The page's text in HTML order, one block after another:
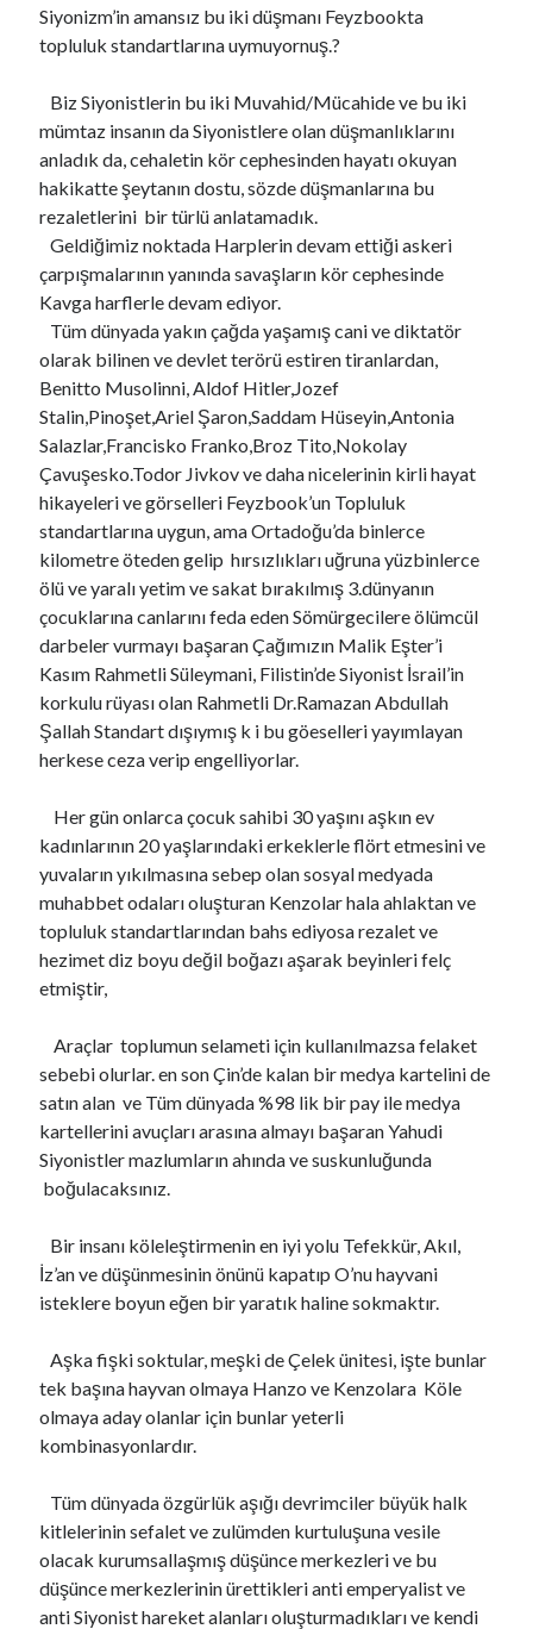
Siyonizm’in amansız bu iki düşmanı Feyzbookta
topluluk standartlarına uymuyornuş.?
Biz Siyonistlerin bu iki Muvahid/Mücahide ve bu iki
mümtaz insanın da Siyonistlere olan düşmanlıklarını
anladık da, cehaletin kör cephesinden hayatı okuyan
hakikatte şeytanın dostu, sözde düşmanlarına bu
rezaletlerini bir türlü anlatamadık.
Geldiğimiz noktada Harplerin devam ettiği askeri
çarpışmalarının yanında savaşların kör cephesinde
Kavga harflerle devam ediyor.
Tüm dünyada yakın çağda yaşamış cani ve diktatör
olarak bilinen ve devlet terörü estiren tiranlardan,
Benitto Musolinni, Aldof Hitler,Jozef
Stalin,Pinoşet,Ariel Şaron,Saddam Hüseyin,Antonia
Salazlar,Francisko Franko,Broz Tito,Nokolay
Çavuşesko.Todor Jivkov ve daha nicelerinin kirli hayat
hikayeleri ve görselleri Feyzbook’un Topluluk
standartlarına uygun, ama Ortadoğu’da binlerce
kilometre öteden gelip hırsızlıkları uğruna yüzbinlerce
ölü ve yaralı yetim ve sakat bırakılmış 3.dünyanın
çocuklarına canlarını feda eden Sömürgecilere ölümcül
darbeler vurmayı başaran Çağımızın Malik Eşter’i
Kasım Rahmetli Süleymani, Filistin’de Siyonist İsrail’in
korkulu rüyası olan Rahmetli Dr.Ramazan Abdullah
Şallah Standart dışıymış k i bu göeselleri yayımlayan
herkese ceza verip engelliyorlar.
Her gün onlarca çocuk sahibi 30 yaşını aşkın ev
kadınlarının 20 yaşlarındaki erkeklerle flört etmesini ve
yuvaların yıkılmasına sebep olan sosyal medyada
muhabbet odaları oluşturan Kenzolar hala ahlaktan ve
topluluk standartlarından bahs ediyosa rezalet ve
hezimet diz boyu değil boğazı aşarak beyinleri felç
etmiştir,
Araçlar toplumun selameti için kullanılmazsa felaket
sebebi olurlar. en son Çin’de kalan bir medya kartelini de
satın alan ve Tüm dünyada %98 lik bir pay ile medya
kartellerini avuçları arasına almayı başaran Yahudi
Siyonistler mazlumların ahında ve suskunluğunda
boğulacaksınız.
Bir insanı köleleştirmenin en iyi yolu Tefekkür, Akıl,
İz’an ve düşünmesinin önünü kapatıp O’nu hayvani
isteklere boyun eğen bir yaratık haline sokmaktır.
Aşka fişki soktular, meşki de Çelek ünitesi, işte bunlar
tek başına hayvan olmaya Hanzo ve Kenzolara Köle
olmaya aday olanlar için bunlar yeterli
kombinasyonlardır.
Tüm dünyada özgürlük aşığı devrimciler büyük halk
kitlelerinin sefalet ve zulümden kurtuluşuna vesile
olacak kurumsallaşmış düşünce merkezleri ve bu
düşünce merkezlerinin ürettikleri anti emperyalist ve
anti Siyonist hareket alanları oluşturmadıkları ve kendi